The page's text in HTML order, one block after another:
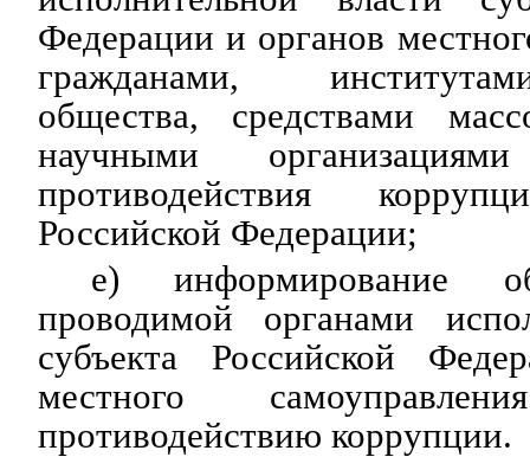
Федерации и органов
гражданами,
общества, средствами
научными
противодействия
Российской Федерации;
е) информирование
проводимой органами
субъекта Российской
местного
противодействию коррупции.